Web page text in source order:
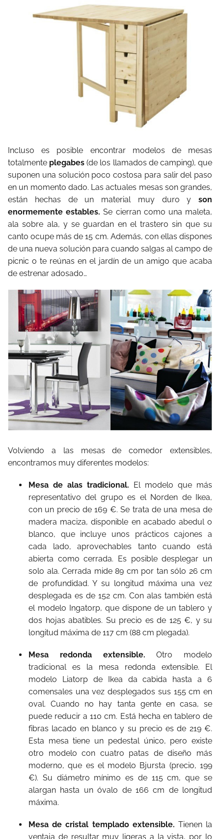
Incluso es posible encontrar modelos de mesas
totalmente plegabes(de los llamados de camping), que
suponen una solución poco costosa para salir del paso
en un momento dado. Las actuales mesas son grandes,
están hechas de un material muy duro y son
enormemente estables. Se cierran como una maleta,
ala sobre ala, y se guardan en el trastero sin que su
canto ocupe más de 15 cm. Además, con ellas dispones
de una nueva solución para cuando salgas al campo de
picnic o te reúnas en el jardín de un amigo que acaba
de estrenar adosado…
Volviendo a las mesas de comedor extensibles,
encontramos muy diferentes modelos:
Mesa de alas tradicional. El modelo que más
representativo del grupo es el Norden de Ikea,
con un precio de 169 €. Se trata de una mesa de
madera maciza, disponible en acabado abedul o
blanco, que incluye unos prácticos cajones a
cada lado, aprovechables tanto cuando está
abierta como cerrada. Es posible desplegar un
solo ala. Cerrada mide 89 cm por tan sólo 26 cm
de profundidad. Y su longitud máxima una vez
desplegada es de 152 cm. Con alas también está
el modelo Ingatorp, que dispone de un tablero y
dos hojas abatibles. Su precio es de 125 €, y su
longitud máxima de 117 cm (88 cm plegada).
Mesa redonda extensible. Otro modelo
tradicional es la mesa redonda extensible. El
modelo Liatorp de Ikea da cabida hasta a 6
comensales una vez desplegados sus 155 cm en
oval. Cuando no hay tanta gente en casa, se
puede reducir a 110 cm. Está hecha en tablero de
fibras lacado en blanco y su precio es de 219 €.
Esta mesa tiene un pedestal único, pero existe
otro modelo con cuatro patas de diseño más
moderno, que es el modelo Bjursta (precio, 199
€). Su diámetro mínimo es de 115 cm, que se
alargan hasta un óvalo de 166 cm de longitud
máxima.
Mesa de cristal templado extensible. Tienen la
ventaja de resultar muy ligeras a la vista, por lo